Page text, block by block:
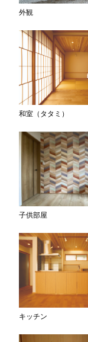
外観
和室（タタミ）
子供部屋
キッチン